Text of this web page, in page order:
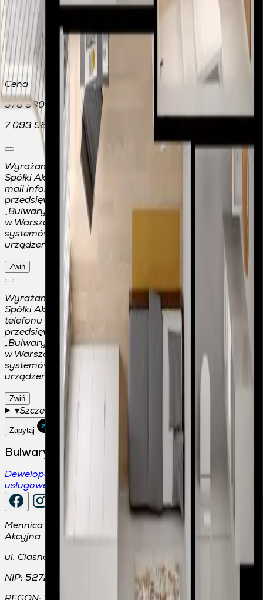
Powierzchnia
30 m 2
246 m 2
Cena
578 930 zł
7 093 980 zł
Wyrażam zgodę na otrzymywanie od Mennicy Polskiej
Spółki Akcyjnej S.K.A. na podany przeze mnie adres e-
mail informacji handlowej o jej ofercie w ramach
przedsięwzięcia deweloperskiego pod nazwą handlową
„Bulwary Praskie” realizowanego przy ul. Jagiellońskiej
w Warszawie – w tym przy użyciu automatycznych
systemów wywołujących i telekomunikacyjnych
urządzeń końcowych.
Zwiń
Wyrażam zgodę na otrzymywanie od Mennicy Polskiej
Spółki Akcyjnej S.K.A. na podany przeze mnie numer
telefonu informacji handlowej o jej ofercie w ramach
przedsięwzięcia deweloperskiego pod nazwą handlową
„Bulwary Praskie” realizowanego przy ul. Jagiellońskiej
w Warszawie – w tym przy użyciu automatycznych
systemów wywołujących i telekomunikacyjnych
urządzeń końcowych.
Zwiń
▾Szczegóły zgód i klauzula informacyjna RODO
Zapytaj
Bulwary praskie
Deweloper Kontakt
usługowe
Mennica Polska Spółka Akcyjna Spółka Komandytowo-
Akcyjna
ul. Ciasna 6, 00-232 Warszawa
NIP: 5272650476